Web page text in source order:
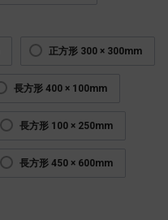
正方形 300 × 300mm
長方形 400 × 100mm
長方形 100 × 250mm
長方形 450 × 600mm